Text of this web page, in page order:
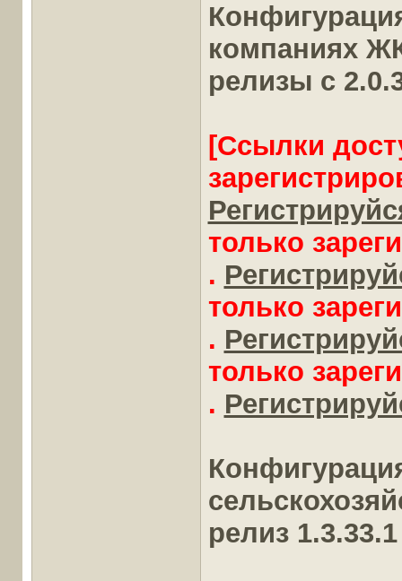
компаниях
релизы с
[Ссылки
только
.
только
.
только
.
релиз